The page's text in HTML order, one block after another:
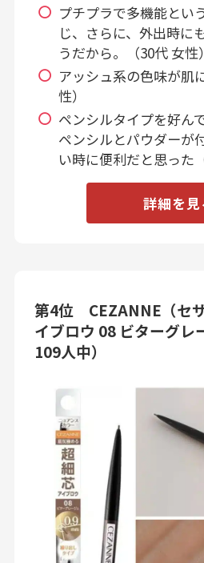
プチプラで多機能とい
じ、さらに、外出時に
うだから。（30代 女性）
アッシュ系の色味が肌
性）
ペンシルタイプを好ん
ペンシルとパウダーが
い時に便利だと思った
詳細を見
第4位 CEZANNE（セ
イブロウ 08 ビターグレ
109人中）